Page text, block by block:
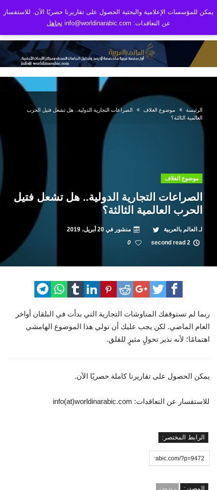
الرئيسة موضوع الغلاف
الصراعات التجارية الدولية.. هل تشعل فتيل الحرب
العالمية الثالثة؟
موضوع الغلاف
الصراعات التجارية الدولية.. هل تشعل فتيل
الحرب العالمية الثالثة؟
لـ العالم بالعربية منشور في 20 أبريل، 2019
2 second read
0
ربما لم تستوقفك المناوشات التجارية التي بدأت في البلقان أواخر
العام الماضي. لكن يجب عليك أن تولي هذا الموضوع الهامشي
اهتمامًا؛ لأنه نذير تحولٍ مثيرٍ للقلق.
يمكن الحصول على تقاريرنا كاملة حصريًا الآن.
للاستفسار عن التعاقدات: info(at)worldinarabic.com
الرابط المختصر:
المصدر: ريزون
يمكن للمؤسسات الإعلامية والبحثية الحصول على تقاريرنا حصريًا الآن. للاستفسار
عن التعاقدات: info@worldinarabic.com
تجاهل